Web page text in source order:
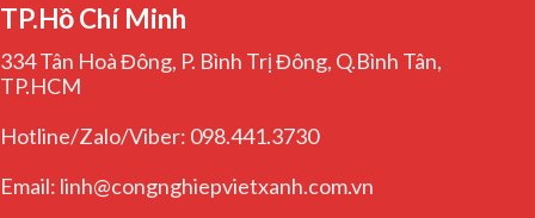
TP.Hồ Chí Minh
334 Tân Hoà Đông, P. Bình Trị Đông, Q.Bình Tân,
TP.HCM
Hotline/Zalo/Viber: 098.441.3730
Email: linh@congnghiepvietxanh.com.vn